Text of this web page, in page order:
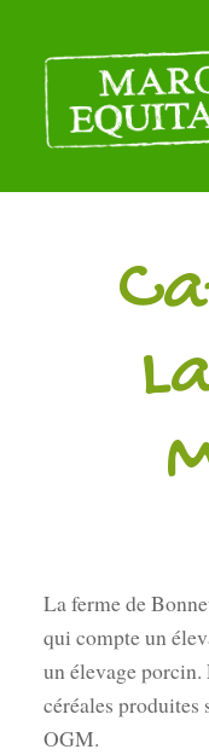
La ferme de
qui compte un
un élevage porcin.
céréales produites
OGM.